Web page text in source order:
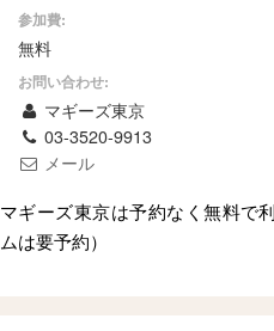
参加費:
無料
お問い合わせ:
マギーズ東京
03-3520-9913
メール
マギーズ東京は予約なく無料で
ムは要予約）